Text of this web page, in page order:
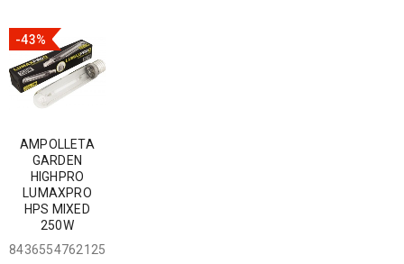
-43%
AMPOLLETA
GARDEN
HIGHPRO
LUMAXPRO
HPS MIXED
250W
8436554762125